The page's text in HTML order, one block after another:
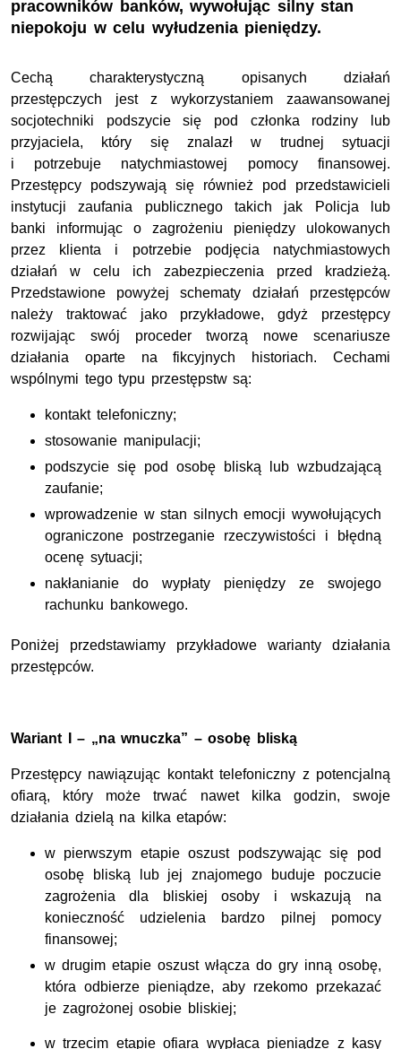
pracowników banków, wywołując silny stan
niepokoju w celu wyłudzenia pieniędzy.
Cechą charakterystyczną opisanych działań
przestępczych jest z wykorzystaniem zaawansowanej
socjotechniki podszycie się pod członka rodziny lub
przyjaciela, który się znalazł w trudnej sytuacji
i potrzebuje natychmiastowej pomocy finansowej.
Przestępcy podszywają się również pod przedstawicieli
instytucji zaufania publicznego takich jak Policja lub
banki informując o zagrożeniu pieniędzy ulokowanych
przez klienta i potrzebie podjęcia natychmiastowych
działań w celu ich zabezpieczenia przed kradzieżą.
Przedstawione powyżej schematy działań przestępców
należy traktować jako przykładowe, gdyż przestępcy
rozwijając swój proceder tworzą nowe scenariusze
działania oparte na fikcyjnych historiach. Cechami
wspólnymi tego typu przestępstw są:
kontakt telefoniczny;
stosowanie manipulacji;
podszycie się pod osobę bliską lub wzbudzającą
zaufanie;
wprowadzenie w stan silnych emocji wywołujących
ograniczone postrzeganie rzeczywistości i błędną
ocenę sytuacji;
nakłanianie do wypłaty pieniędzy ze swojego
rachunku bankowego.
Poniżej przedstawiamy przykładowe warianty działania
przestępców.
Wariant I – „na wnuczka” – osobę bliską
Przestępcy nawiązując kontakt telefoniczny z potencjalną
ofiarą, który może trwać nawet kilka godzin, swoje
działania dzielą na kilka etapów:
w pierwszym etapie oszust podszywając się pod
osobę bliską lub jej znajomego buduje poczucie
zagrożenia dla bliskiej osoby i wskazują na
konieczność udzielenia bardzo pilnej pomocy
finansowej;
w drugim etapie oszust włącza do gry inną osobę,
która odbierze pieniądze, aby rzekomo przekazać
je zagrożonej osobie bliskiej;
w trzecim etapie ofiara wypłaca pieniądze z kasy